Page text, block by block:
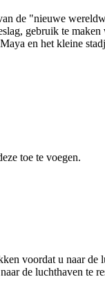
de "nieuwe
gebruik te maken
en het kleine
toe te voegen.
voordat u naar de
de luchthaven te